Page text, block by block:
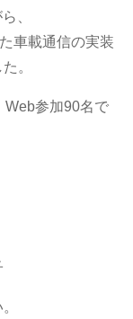
、
車載通信の実装
。
Web参加90名で